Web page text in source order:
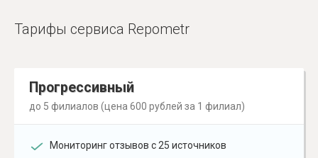
Тарифы сервиса Repometr
Прогрессивный
до 5 филиалов (цена 600 рублей за 1 филиал)
Мониторинг отзывов с 25 источников